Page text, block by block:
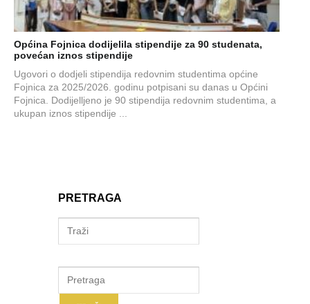
Općina Fojnica dodijelila stipendije za 90 studenata,
povećan iznos stipendije
Ugovori o dodjeli stipendija redovnim studentima općine
Fojnica za 2025/2026. godinu potpisani su danas u Općini
Fojnica. Dodijelljeno je 90 stipendija redovnim studentima, a
ukupan iznos stipendije ...
PRETRAGA